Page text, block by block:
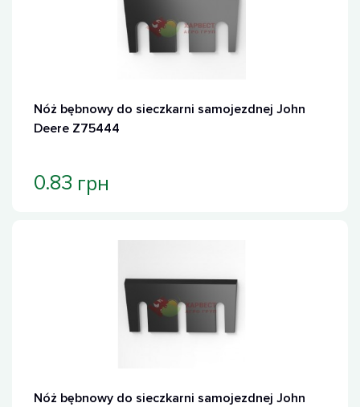
Nóż bębnowy do sieczkarni samojezdnej John
Deere Z75444
0.83 грн
Nóż bębnowy do sieczkarni samojezdnej John